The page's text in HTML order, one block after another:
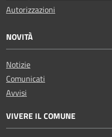
Autorizzazioni
NOVITÀ
Notizie
Comunicati
Avvisi
VIVERE IL COMUNE